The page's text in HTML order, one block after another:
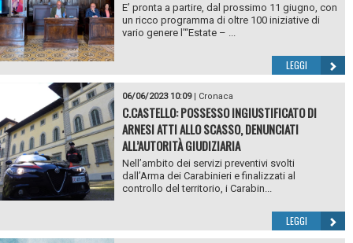
E’ pronta a partire, dal prossimo 11 giugno, con
un ricco programma di oltre 100 iniziative di
vario genere l’“Estate – ...
LEGGI
06/06/2023 10:09| Cronaca
C.CASTELLO: POSSESSO INGIUSTIFICATO DI
ARNESI ATTI ALLO SCASSO, DENUNCIATI
ALL’AUTORITÀ GIUDIZIARIA
Nell’ambito dei servizi preventivi svolti
dall’Arma dei Carabinieri e finalizzati al
controllo del territorio, i Carabin...
LEGGI